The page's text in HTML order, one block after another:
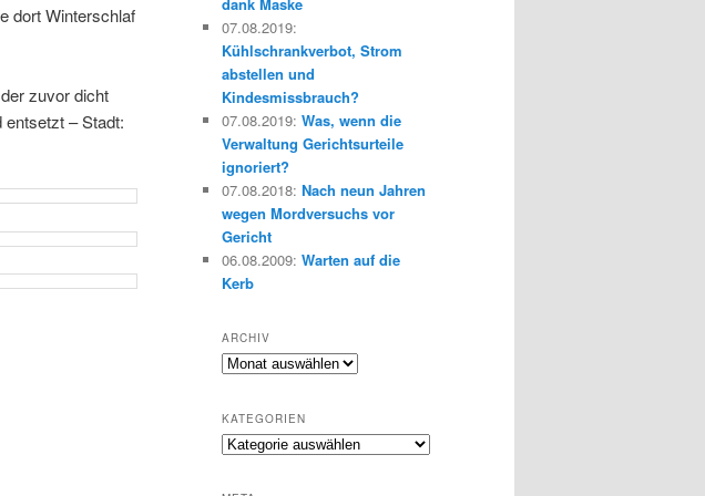
dort Winterschlaf
zuvor dicht
– Stadt:
07.08.2019:
Kühlschrankverbot, Strom
abstellen und
Kindesmissbrauch?
07.08.2019: Was, wenn die
Verwaltung Gerichtsurteile
ignoriert?
07.08.2018: Nach neun Jahren
wegen Mordversuchs vor
Gericht
06.08.2009: Warten auf die
Kerb
ARCHIV
Archiv
KATEGORIEN
Kategorien